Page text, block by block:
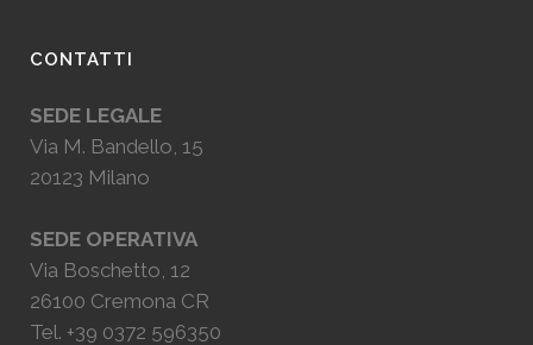
CONTATTI
SEDE LEGALE
Via M. Bandello, 15
20123 Milano
SEDE OPERATIVA
Via Boschetto, 12
26100 Cremona CR
Tel. +39 0372 596350